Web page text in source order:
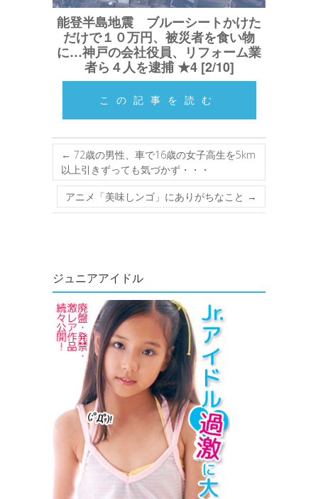
能登半島地震 ブルーシートかけた
だけで１０万円、被災者を食い物
に…神戸の会社役員、リフォーム業
者ら４人を逮捕 ★4 [2/10]
この記事を読む
← 72歳の男性、車で16歳の女子高生を5km
以上引きずっても気づかず・・・
アニメ「美味しンゴ」にありがちなこと →
ジュニアアイドル